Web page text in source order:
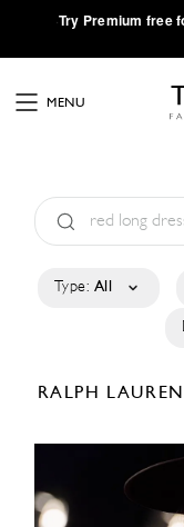
·Try Premium free
MENU
Type: All
RALPH LAUREN